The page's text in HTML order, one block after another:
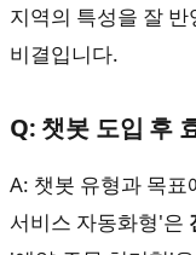
지역의 특성을 잘
비결입니다.
Q: 챗봇 도입 후
A: 챗봇 유형과 목
서비스 자동화형'은